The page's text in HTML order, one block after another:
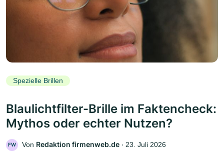
Spezielle Brillen
Blaulichtfilter-Brille im Faktencheck:
Mythos oder echter Nutzen?
FW Von Redaktion firmenweb.de ‧ 23. Juli 2026